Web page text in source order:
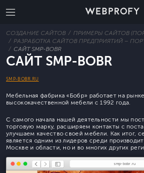
СОЗДАНИЕ САЙТОВ
ПРИМЕРЫ САЙТОВ
РАЗРАБОТКА САЙТОВ ПРЕДПРИЯТИЙ –
САЙТ SMP-BOBR
САЙТ SMP-BOBR
SMP-BOBR.RU
Мебельная фабрика «Бобр» работает на
высококачественной мебели с 1992 года.
С самого начала нашей деятельности мы
торговую марку, расширяем контакты с
улучшаем качество своей мебели. Как итог,
является одним из лидеров среди
Москве и области, но и во многих других
smp-bobr.ru